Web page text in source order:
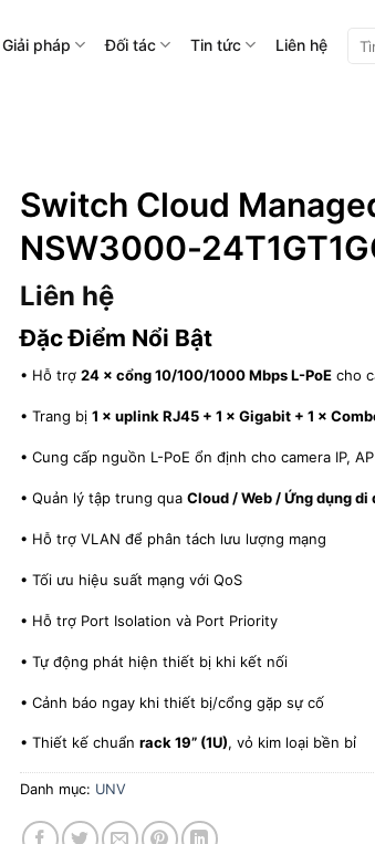
Giải pháp Đối tác Tin tức Liên hệ
Tìm
Switch Cloud
NSW3000-
Liên hệ
Đặc Điểm Nổi Bật
• Hỗ trợ 24 × cổng 10/100/1000 Mbps L-PoE cho
• Trang bị 1 × uplink RJ45 + 1 × Gigabit + 1 ×
• Cung cấp nguồn L-PoE ổn định cho camera IP,
• Quản lý tập trung qua Cloud / Web / Ứng dụng di
• Hỗ trợ VLAN để phân tách lưu lượng mạng
• Tối ưu hiệu suất mạng với QoS
• Hỗ trợ Port Isolation và Port Priority
• Tự động phát hiện thiết bị khi kết nối
• Cảnh báo ngay khi thiết bị/cổng gặp sự cố
• Thiết kế chuẩn rack 19” (1U), vỏ kim loại bền bỉ
Danh mục: UNV